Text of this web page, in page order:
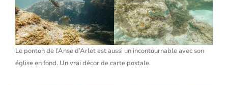
Le ponton de l’Anse d’Arlet est aussi un incontournable avec son
église en fond. Un vrai décor de carte postale.